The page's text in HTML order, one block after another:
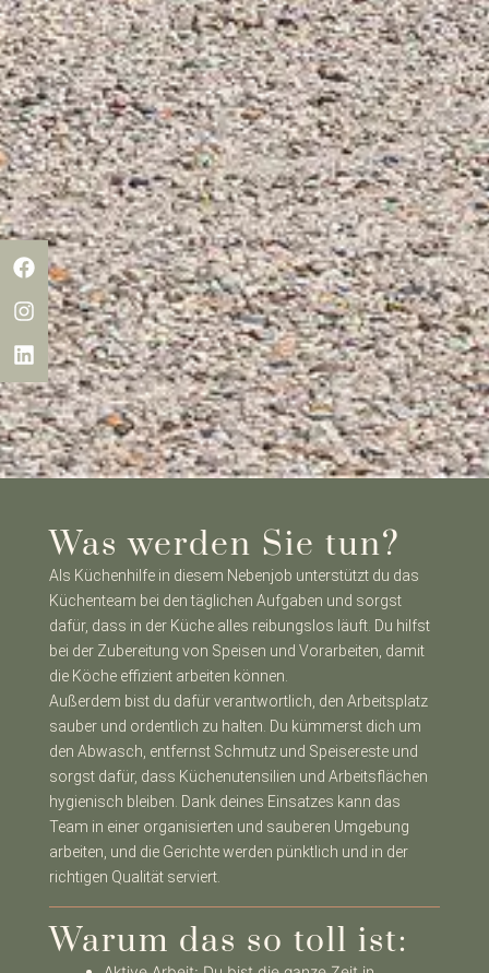
Was werden Sie tun?
Als Küchenhilfe in diesem Nebenjob unterstützt du das
Küchenteam bei den täglichen Aufgaben und sorgst
dafür, dass in der Küche alles reibungslos läuft. Du hilfst
bei der Zubereitung von Speisen und Vorarbeiten, damit
die Köche effizient arbeiten können.
Außerdem bist du dafür verantwortlich, den Arbeitsplatz
sauber und ordentlich zu halten. Du kümmerst dich um
den Abwasch, entfernst Schmutz und Speisereste und
sorgst dafür, dass Küchenutensilien und Arbeitsflächen
hygienisch bleiben. Dank deines Einsatzes kann das
Team in einer organisierten und sauberen Umgebung
arbeiten, und die Gerichte werden pünktlich und in der
richtigen Qualität serviert.
Warum das so toll ist: